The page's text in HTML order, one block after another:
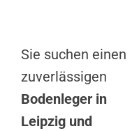
Sie suchen einen
zuverlässigen
Bodenleger in
Leipzig und